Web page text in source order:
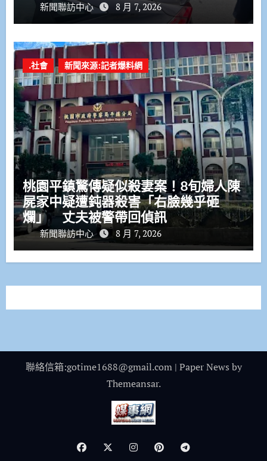
新聞聯訪中心 8 月 7, 2026
.社會 新聞來源:記者爆料網
桃園平鎮驚傳疑似殺妻案！8旬婦人陳
屍家中疑遭鈍器殺害「右臉幾乎砸
爛」 丈夫被警帶回偵訊
新聞聯訪中心 8 月 7, 2026
聯絡信箱:gotime1688@gmail.com | Paper News by
Themeansar.